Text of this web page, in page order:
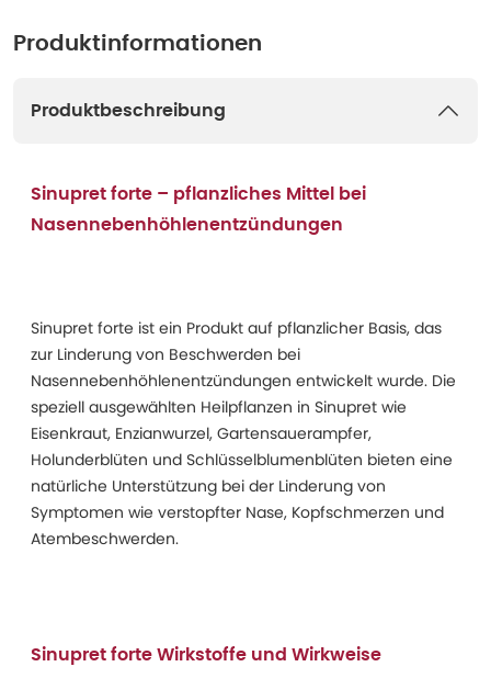
Produktinformationen
Produktbeschreibung
Sinupret forte – pflanzliches Mittel bei
Nasennebenhöhlenentzündungen
Sinupret forte ist ein Produkt auf pflanzlicher Basis, das
zur Linderung von Beschwerden bei
Nasennebenhöhlenentzündungen entwickelt wurde. Die
speziell ausgewählten Heilpflanzen in Sinupret wie
Eisenkraut, Enzianwurzel, Gartensauerampfer,
Holunderblüten und Schlüsselblumenblüten bieten eine
natürliche Unterstützung bei der Linderung von
Symptomen wie verstopfter Nase, Kopfschmerzen und
Atembeschwerden.
Sinupret forte Wirkstoffe und Wirkweise